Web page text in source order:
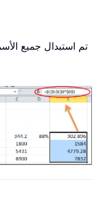
تم استبدال جميع